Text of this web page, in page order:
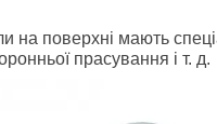
на поверхні мають
прасування і т. д.